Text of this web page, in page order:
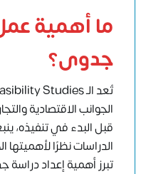
ما أهمية
جدوى؟
الجوانب الاقتصادية
قبل البدء في تنفيذه،
الدراسات نظرًا لأهميتها
تبرز أهميةإعداد دراسة